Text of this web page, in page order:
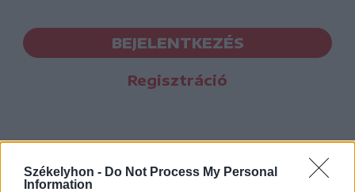
Székelyhon - Do Not Process My Personal
Information
BEJELENTKEZÉS
Regisztráció